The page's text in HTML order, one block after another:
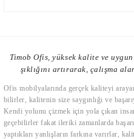
Timob Ofis, yüksek kalite ve
şıklığını artırarak, çalışma
Ofis mobilyalarında gerçek kaliteyi
bilirler, kalitenin size saygınlığı ve
Kendi yolunu çizmek için yola çıkan
geçebilirler fakat ileriki zamanlarda
yaptıkları yanlışların farkına varırlar,